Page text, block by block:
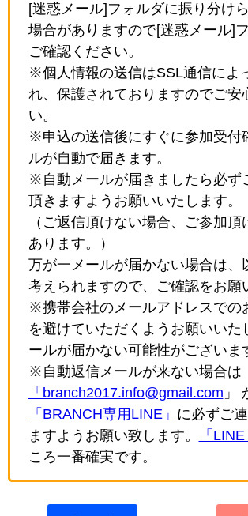
[迷惑メール]フォルダに振り分け
場合がありますので[迷惑メール]
ご確認ください。
※個人情報の送信はSSL通信によ
れ、保護されておりますのでご安
い。
※申込の送信後にすぐに参加受付
ルが自動で届きます。
※自動メールが届きましたら必ず
頂きますようお願いいたします。
（ご返信頂けない場合、ご参加頂
あります。）
万が一メールが届かない場合は、
考えられますので、ご確認をお願
※携帯会社のメールアドレスでの
を避けていただくようお願いいた
ールが届かない可能性がございま
※自動返信メールが来ない場合は
「branch2017.info@gmail.com 」
「BRANCH専用LINE」 に必ずご
ますようお願い致します。
「LINE
ころ一番確実です。